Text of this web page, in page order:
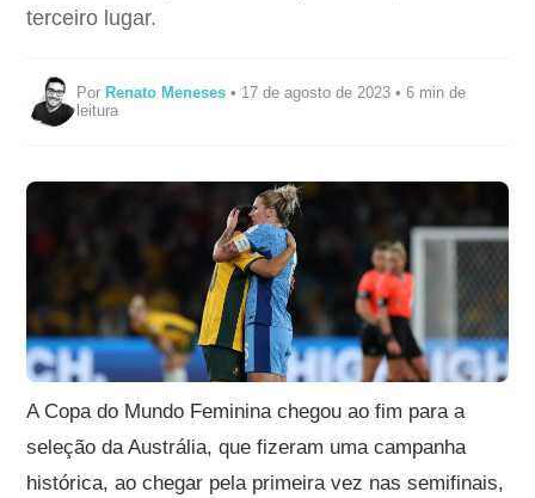
terceiro lugar.
Por Renato Meneses • 17 de agosto de 2023 • 6 min de
leitura
A Copa do Mundo Feminina chegou ao fim para a
seleção da Austrália, que fizeram uma campanha
histórica, ao chegar pela primeira vez nas semifinais,